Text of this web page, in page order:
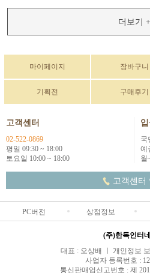
더보기 +
마이페이지 장바구니
기획전 구매후기
고객센터
02-522-0869
평일 09:30 ~ 18:00
토요일 10:00 ~ 18:00
국
예
월
고객센터
PC버전 상점정보
(주)한독인터
대표 : 오상배 ㅣ 개인정보
사업자 등록번호 :
통신판매업신고번호 : 제